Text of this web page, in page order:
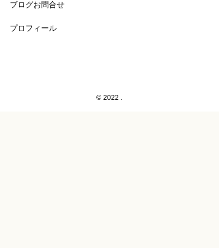
ブログお問合せ
プロフィール
© 2022 .